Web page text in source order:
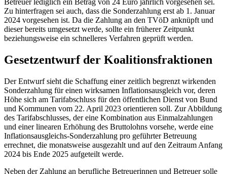
Zu hinterfragen sei auch, dass die Sonderzahlung erst ab 1. Januar
2024 vorgesehen ist. Da die Zahlung an den TVöD anknüpft und
dieser bereits umgesetzt werde, sollte ein früherer Zeitpunkt
beziehungsweise ein schnelleres Verfahren geprüft werden.
Gesetzentwurf der Koalitionsfraktionen
Der Entwurf sieht die Schaffung einer zeitlich begrenzt wirkenden
Sonderzahlung für einen wirksamen Inflationsausgleich vor, deren
Höhe sich am Tarifabschluss für den öffentlichen Dienst von Bund
und Kommunen vom 22. April 2023 orientieren soll. Zur Abbildung
des Tarifabschlusses, der eine Kombination aus Einmalzahlungen
und einer linearen Erhöhung des Bruttolohns vorsehe, werde eine
Inflationsausgleichs-Sonderzahlung pro geführter Betreuung
errechnet, die monatsweise ausgezahlt und auf den Zeitraum Anfang
2024 bis Ende 2025 aufgeteilt werde.
Neben der Zahlung an berufliche Betreuerinnen und Betreuer solle